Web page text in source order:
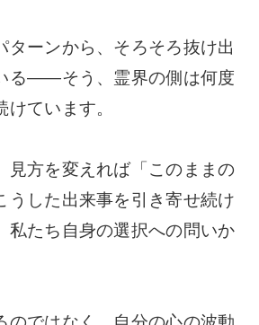
ターンから、そろそろ抜け出
る――そう、霊界の側は何度
ています。
見方を変えれば「このままの
うした出来事を引き寄せ続け
私たち自身の選択への問いか